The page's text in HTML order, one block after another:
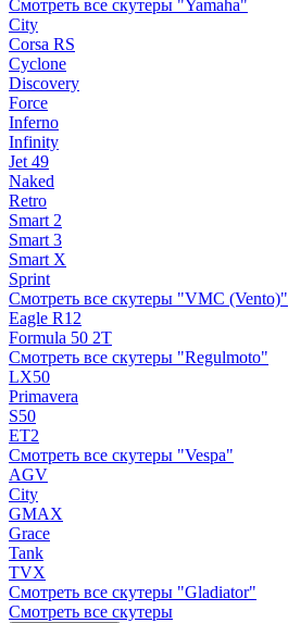
Смотреть все скутеры "Yamaha"
City
Corsa RS
Cyclone
Discovery
Force
Inferno
Infinity
Jet 49
Naked
Retro
Smart 2
Smart 3
Smart X
Sprint
Смотреть все скутеры "VMC (Vento)"
Eagle R12
Formula 50 2Т
Смотреть все скутеры "Regulmoto"
LX50
Primavera
S50
ET2
Смотреть все скутеры "Vespa"
AGV
City
GMAX
Grace
Tank
TVX
Смотреть все скутеры "Gladiator"
Смотреть все скутеры